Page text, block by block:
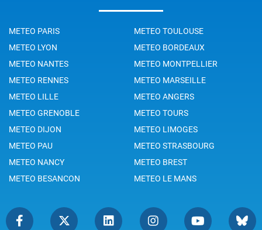
METEO PARIS
METEO TOULOUSE
METEO LYON
METEO BORDEAUX
METEO NANTES
METEO MONTPELLIER
METEO RENNES
METEO MARSEILLE
METEO LILLE
METEO ANGERS
METEO GRENOBLE
METEO TOURS
METEO DIJON
METEO LIMOGES
METEO PAU
METEO STRASBOURG
METEO NANCY
METEO BREST
METEO BESANCON
METEO LE MANS